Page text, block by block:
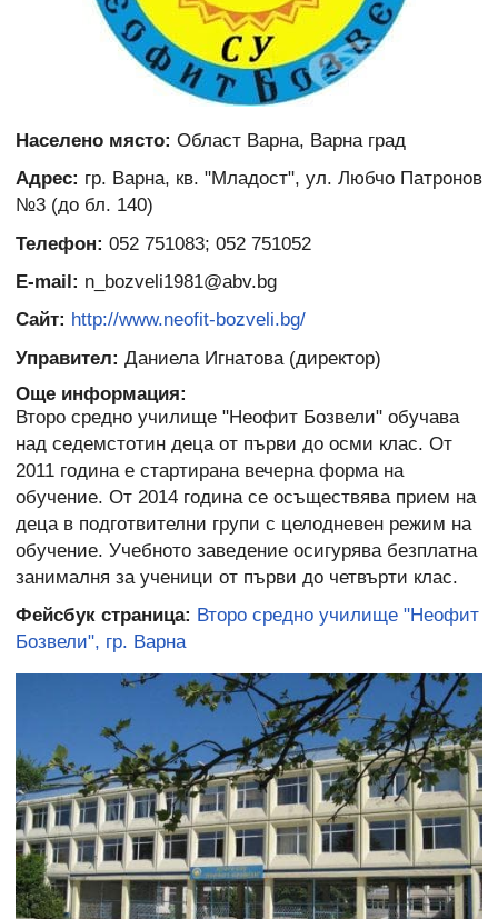
Населено място: Област Варна, Варна град
Адрес: гр. Варна, кв. "Младост", ул. Любчо Патронов
№3 (до бл. 140)
Телефон: 052 751083; 052 751052
E-mail: n_bozveli1981@abv.bg
Сайт: http://www.neofit-bozveli.bg/
Управител: Даниела Игнатова (директор)
Още информация:
Второ средно училище "Неофит Бозвели" обучава
над седемстотин деца от първи до осми клас. От
2011 година е стартирана вечерна форма на
обучение. От 2014 година се осъществява прием на
деца в подготвителни групи с целодневен режим на
обучение. Учебното заведение осигурява безплатна
занималня за ученици от първи до четвърти клас.
Фейсбук страница: Второ средно училище "Неофит
Бозвели", гр. Варна